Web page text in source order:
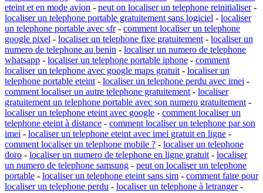
eteint et en mode avion - peut on localiser un telephone reinitialiser-
localiser un telephone portable gratuitement sans logiciel - localiser
un telephone portable avec sfr- comment localiser un telephone
google pixel - localiser un telephone fixe gratuitement - localiser un
numero de telephone au benin - localiser un numero de telephone
whatsapp - localiser un telephone portable iphone - comment
localiser un telephone avec google maps gratuit - localiser un
telephone portable eteint - localiser un telephone perdu avec imei -
comment localiser un autre telephone gratuitement - localiser
gratuitement un telephone portable avec son numero gratuitement -
localiser un telephone eteint avec google - comment localiser un
telephone eteint à distance - comment localiser un telephone par son
imei - localiser un telephone eteint avec imei gratuit en ligne -
comment localiser un telephone mobile ? - localiser un telephone
doro - localiser un numero de telephone en ligne gratuit - localiser
un numero de telephone samsung - peut on localiser un telephone
portable - localiser un telephone eteint sans sim - comment faire pour
localiser un telephone perdu - localiser un telephone à letranger-